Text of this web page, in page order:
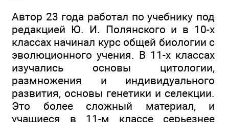
Автор 23 года работал по учебнику под
редакцией Ю. И. Полянского и в 10-х
классах начинал курс общей биологии с
эволюционного учения. В 11-х классах
изучались основы цитологии,
размножения и индивидуального
развития, основы генетики и селекции.
Это более сложный материал, и
учащиеся в 11-м классе серьезнее